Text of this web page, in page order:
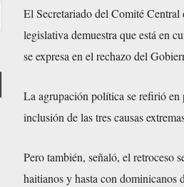
El Secretariado del Comité
legislativa demuestra que está en
se expresa en el rechazo del
La agrupación política se refirió en
inclusión de las tres causas
Pero también, señaló, el retroceso
haitianos y hasta con dominicanos